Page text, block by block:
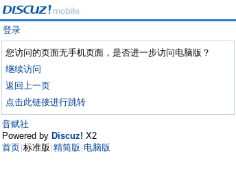
登录
您访问的页面无手机页面，是否进一步访问电脑版？
继续访问
返回上一页
点击此链接进行跳转
音赋社
Powered by Discuz! X2
首页 标准版 精简版 电脑版